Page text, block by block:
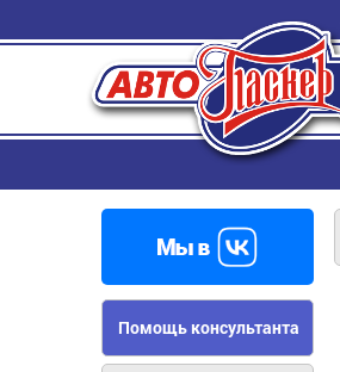
Помощь консультанта